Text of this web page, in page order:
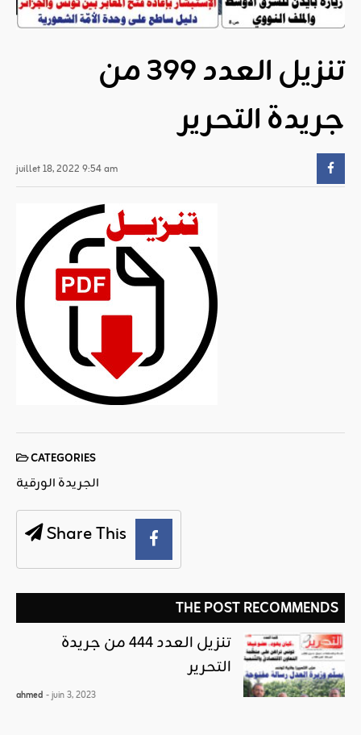
تنزيل العدد 399 من
جريدة التحرير
juillet 18, 2022 9:54 am
CATEGORIES
الجريدة الورقية
Share This
THE POST RECOMMENDS
تنزيل العدد 444 من جريدة
التحرير
ahmed - juin 3, 2023